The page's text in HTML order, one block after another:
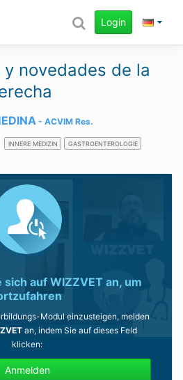
Login
novedades de la
ACVIM Res.
INNERE MEDIZIN GASTROENTEROLOGIE
sich auf WIZZVET an, um
Modul einzusteigen, melden
an, indem Sie auf dieses Feld
klicken:
Anmelden